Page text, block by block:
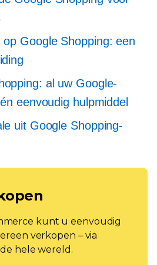
Google Shopping: een
al uw Google-
eenvoudig hulpmiddel
uit Google Shopping-
kunt u eenvoudig
verkopen – via
hele wereld.